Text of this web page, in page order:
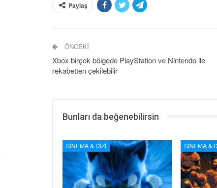
Paylaş
ÖNCEKI
Xbox birçok bölgede PlayStation ve Nintendo ile
rekabetten çekilebilir
Bunları da beğenebilirsin
SINEMA & DIZI SINEMA &